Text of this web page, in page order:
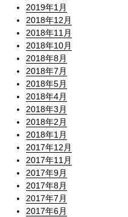
2019年1月
2018年12月
2018年11月
2018年10月
2018年8月
2018年7月
2018年5月
2018年4月
2018年3月
2018年2月
2018年1月
2017年12月
2017年11月
2017年9月
2017年8月
2017年7月
2017年6月